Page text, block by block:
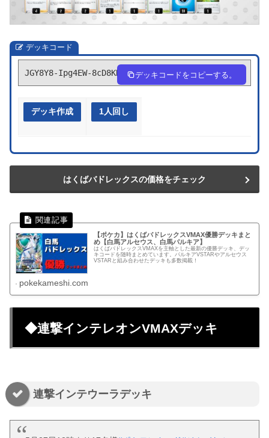
デッキコード
JGY8Y8-Ipg4EW-8cD8KD デッキコードをコピーする。
デッキ作成 1人回し
はくばバドレックスの価格をチェック
【ポケカ】はくばバドレックスVMAX優勝デッキまと
め【白馬アルセウス、白馬パルキア】
はくばバドレックスVMAXを主軸とした最新の優勝デッキ、デッ
キコードを随時まとめています。パルキアVSTARやアルセウス
VSTARと組み合わせたデッキも多数掲載！
pokekameshi.com
◆連撃インテレオンVMAXデッキ
連撃インテウーラデッキ